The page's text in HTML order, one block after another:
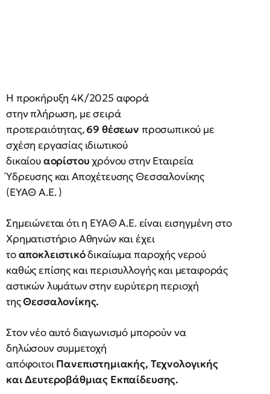
Η προκήρυξη 4K/2025 αφορά
στην πλήρωση, με σειρά
προτεραιότητας,69 θέσεων προσωπικού με
σχέση εργασίας ιδιωτικού
δικαίουαορίστουχρόνου στην Εταιρεία
Ύδρευσης και Αποχέτευσης Θεσσαλονίκης
(ΕΥΑΘ Α.Ε. )
Σημειώνεται ότι η ΕΥΑΘ Α.Ε. είναι εισηγμένη στο
Χρηματιστήριο Αθηνών και έχει
τοαποκλειστικόδικαίωμα παροχής νερού
καθώς επίσης και περισυλλογής και μεταφοράς
αστικών λυμάτων στην ευρύτερη περιοχή
τηςΘεσσαλονίκης.
Στον νέο αυτό διαγωνισμό μπορούν να
δηλώσουν συμμετοχή
απόφοιτοιΠανεπιστημιακής, Τεχνολογικής
και Δευτεροβάθμιας Εκπαίδευσης.